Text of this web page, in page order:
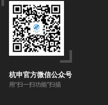
杭申官方微信公众号
用“扫一扫功能”扫描